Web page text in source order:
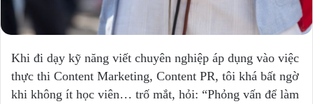
Khi đi dạy kỹ năng viết chuyên nghiệp áp dụng vào việc
thực thi Content Marketing, Content PR, tôi khá bất ngờ
khi không ít học viên… trố mắt, hỏi: “Phỏng vấn để làm